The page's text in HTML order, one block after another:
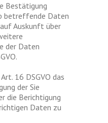
Bestätigung
betreffende Daten
Auskunft über
der Daten
16 DSGVO das
der Sie
die Berichtigung
Daten zu